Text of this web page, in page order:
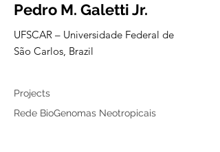
Pedro M. Galetti Jr.
UFSCAR – Universidade Federal de
São Carlos, Brazil
Projects
Rede BioGenomas Neotropicais